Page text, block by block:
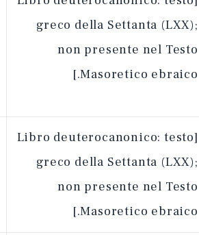
greco della Settanta (LXX);
non presente nel Testo
Masoretico ebraico.]
[Libro deuterocanonico: testo
greco della Settanta (LXX);
non presente nel Testo
Masoretico ebraico.]